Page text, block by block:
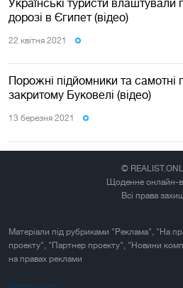
Українські туристи влаштували
дорозі в Єгипет (відео)
22 квiтня 2021
Порожні підйомники та самотні
закритому Буковелі (відео)
13 березня 2021
©
Щоденне онлайн-
Всі права
Матеріали під рубриками "Реклама", "На
проекту", "Партнер проекту", "Новини
на правах реклами
Карта сайта